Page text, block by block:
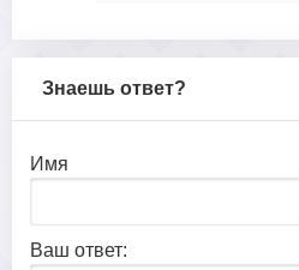
Знаешь ответ?
Имя
Ваш ответ: